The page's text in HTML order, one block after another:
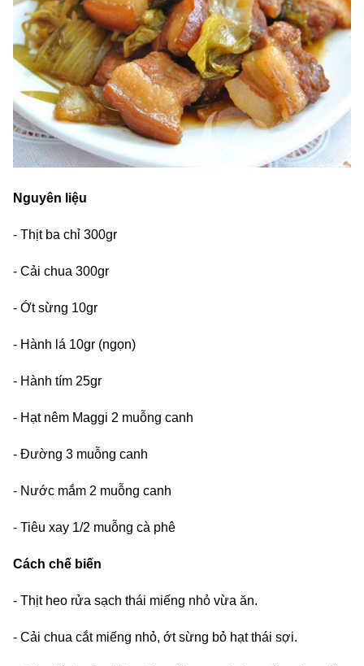
Nguyên liệu
- Thịt ba chỉ 300gr
- Cải chua 300gr
- Ớt sừng 10gr
- Hành lá 10gr (ngọn)
- Hành tím 25gr
- Hạt nêm Maggi 2 muỗng canh
- Đường 3 muỗng canh
- Nước mắm 2 muỗng canh
- Tiêu xay 1/2 muỗng cà phê
Cách chế biến
- Thịt heo rửa sạch thái miếng nhỏ vừa ăn.
- Cải chua cắt miếng nhỏ, ớt sừng bỏ hạt thái sợi.